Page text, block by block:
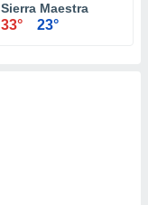
Sierra Maestra
33° 23°